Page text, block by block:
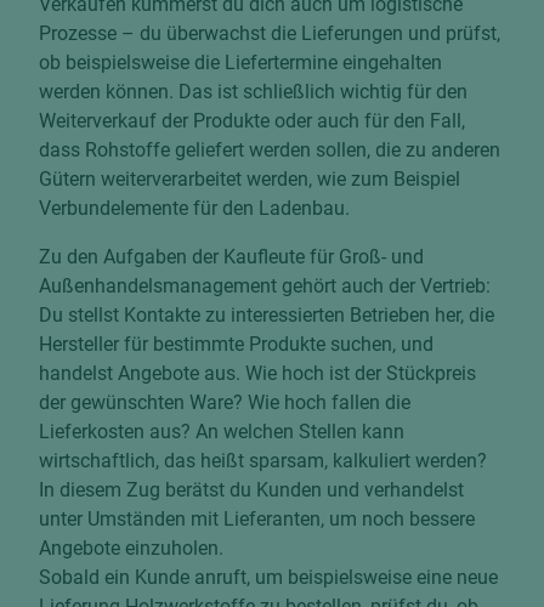
Prozesse – du überwachst die Lieferungen und prüfst,
ob beispielsweise die Liefertermine eingehalten
werden können. Das ist schließlich wichtig für den
Weiterverkauf der Produkte oder auch für den Fall,
dass Rohstoffe geliefert werden sollen, die zu anderen
Gütern weiterverarbeitet werden, wie zum Beispiel
Verbundelemente für den Ladenbau.
Zu den Aufgaben der Kaufleute für Groß- und
Außenhandelsmanagement gehört auch der Vertrieb:
Du stellst Kontakte zu interessierten Betrieben her, die
Hersteller für bestimmte Produkte suchen, und
handelst Angebote aus. Wie hoch ist der Stückpreis
der gewünschten Ware? Wie hoch fallen die
Lieferkosten aus? An welchen Stellen kann
wirtschaftlich, das heißt sparsam, kalkuliert werden?
In diesem Zug berätst du Kunden und verhandelst
unter Umständen mit Lieferanten, um noch bessere
Angebote einzuholen.
Sobald ein Kunde anruft, um beispielsweise eine neue